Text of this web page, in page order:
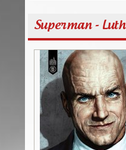
Superman -